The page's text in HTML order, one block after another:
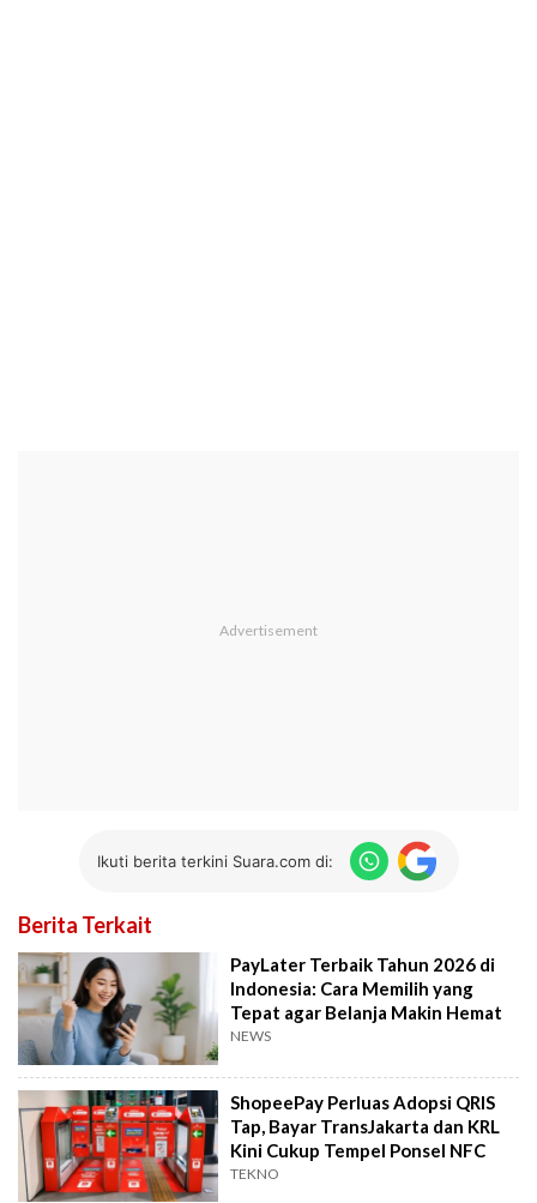
Ikuti berita terkini Suara.com di:
Berita Terkait
PayLater Terbaik Tahun 2026 di
Indonesia: Cara Memilih yang
Tepat agar Belanja Makin Hemat
NEWS
ShopeePay Perluas Adopsi QRIS
Tap, Bayar TransJakarta dan KRL
Kini Cukup Tempel Ponsel NFC
TEKNO